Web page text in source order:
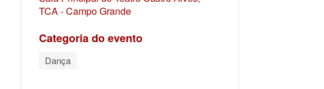
TCA - Campo Grande
Categoria do evento
Dança